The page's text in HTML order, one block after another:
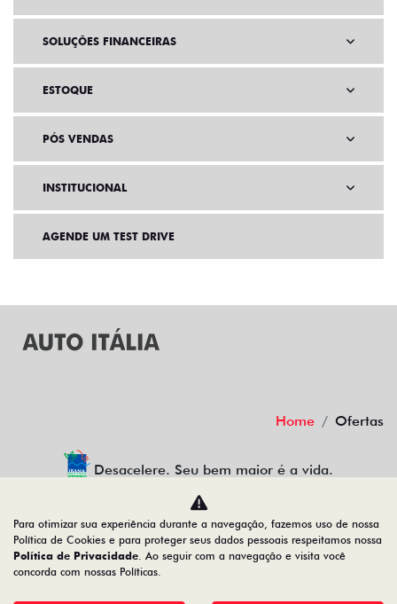
SOLUÇÕES FINANCEIRAS
ESTOQUE
PÓS VENDAS
INSTITUCIONAL
AGENDE UM TEST DRIVE
Home Ofertas
Desacelere. Seu bem maior é a vida.
AUTO ITALIA PETROPOLIS LTDA
20.617.240/0001-47
Para otimizar sua experiência durante a navegação, fazemos uso de nossa
Política de Cookies e para proteger seus dados pessoais respeitamos nossa
Política de Privacidade. Ao seguir com a navegação e visita você
concorda com nossas Políticas.